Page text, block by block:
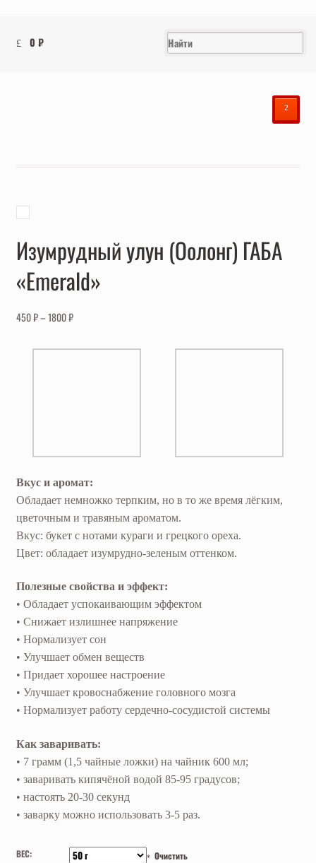
0₽
²
Изумрудный улун (Оолонг) ГАБА
«Emerald»
450₽–1800₽
Вкус и аромат:
Обладает немножко терпким, но в то же время лёгким,
цветочным и травяным ароматом.
Вкус: букет с нотами кураги и грецкого ореха.
Цвет: обладает изумрудно-зеленым оттенком.
Полезные свойства и эффект:
• Обладает успокаивающим эффектом
• Снижает излишнее напряжение
• Нормализует сон
• Улучшает обмен веществ
• Придает хорошее настроение
• Улучшает кровоснабжение головного мозга
• Нормализует работу сердечно-сосудистой системы
Как заваривать:
• 7 грамм (1,5 чайные ложки) на чайник 600 мл;
• заваривать кипячёной водой 85-95 градусов;
• настоять 20-30 секунд
• заварку можно использовать 3-5 раз.
ВЕС: Очистить